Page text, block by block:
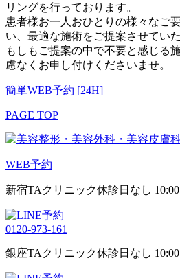
リングを行っております。
患者様お一人おひとりの様々なご
い、最適な施術をご提案させてい
もしもご提案の中で不要と感じる
慮なくお申し付けくださいませ。
簡単WEB予約 [24H]
PAGE TOP
WEB予約
新宿TAクリニック休診日なし
0120-973-161
銀座TAクリニック休診日なし